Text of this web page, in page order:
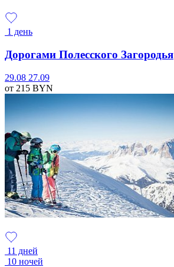
1 день
Дорогами Полесского Загородья
29.08 27.09
от 215 BYN
11 дней
10 ночей